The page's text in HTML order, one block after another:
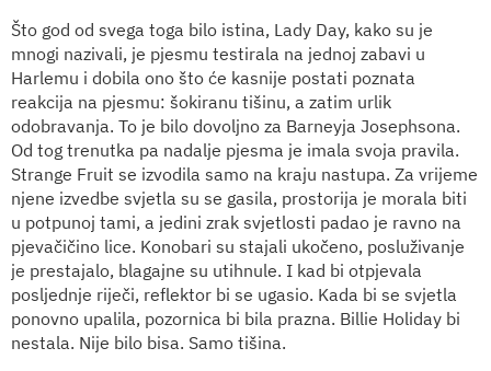
Što god od svega toga bilo istina, Lady Day, kako su je
mnogi nazivali, je pjesmu testirala na jednoj zabavi u
Harlemu i dobila ono što će kasnije postati poznata
reakcija na pjesmu: šokiranu tišinu, a zatim urlik
odobravanja. To je bilo dovoljno za Barneyja Josephsona.
Od tog trenutka pa nadalje pjesma je imala svoja pravila.
Strange Fruit se izvodila samo na kraju nastupa. Za vrijeme
njene izvedbe svjetla su se gasila, prostorija je morala biti
u potpunoj tami, a jedini zrak svjetlosti padao je ravno na
pjevačičino lice. Konobari su stajali ukočeno, posluživanje
je prestajalo, blagajne su utihnule. I kad bi otpjevala
posljednje riječi, reflektor bi se ugasio. Kada bi se svjetla
ponovno upalila, pozornica bi bila prazna. Billie Holiday bi
nestala. Nije bilo bisa. Samo tišina.